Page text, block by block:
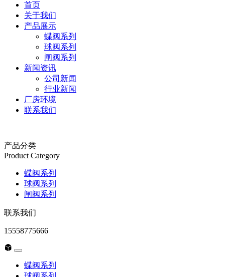
首页
关于我们
产品展示
蝶阀系列
球阀系列
闸阀系列
新闻资讯
公司新闻
行业新闻
厂房环境
联系我们
产品分类
Product Category
蝶阀系列
球阀系列
闸阀系列
联系我们
15558775666
蝶阀系列